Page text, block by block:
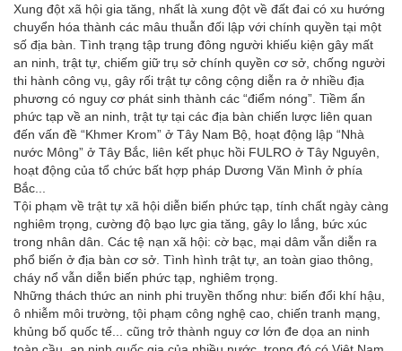
Xung đột xã hội gia tăng, nhất là xung đột về đất đai có xu hướng
chuyển hóa thành các mâu thuẫn đối lập với chính quyền tại một
số địa bàn. Tình trạng tập trung đông người khiếu kiện gây mất
an ninh, trật tự, chiếm giữ trụ sở chính quyền cơ sở, chống người
thi hành công vụ, gây rối trật tự công cộng diễn ra ở nhiều địa
phương có nguy cơ phát sinh thành các “điểm nóng”. Tiềm ẩn
phức tạp về an ninh, trật tự tại các địa bàn chiến lược liên quan
đến vấn đề “Khmer Krom” ở Tây Nam Bộ, hoạt động lập “Nhà
nước Mông” ở Tây Bắc, liên kết phục hồi FULRO ở Tây Nguyên,
hoạt động của tổ chức bất hợp pháp Dương Văn Mình ở phía
Bắc...
Tội phạm về trật tự xã hội diễn biến phức tạp, tính chất ngày càng
nghiêm trọng, cường độ bạo lực gia tăng, gây lo lắng, bức xúc
trong nhân dân. Các tệ nạn xã hội: cờ bạc, mại dâm vẫn diễn ra
phổ biến ở địa bàn cơ sở. Tình hình trật tự, an toàn giao thông,
cháy nổ vẫn diễn biến phức tạp, nghiêm trọng.
Những thách thức an ninh phi truyền thống như: biến đổi khí hậu,
ô nhiễm môi trường, tội phạm công nghệ cao, chiến tranh mạng,
khủng bố quốc tế... cũng trở thành nguy cơ lớn đe dọa an ninh